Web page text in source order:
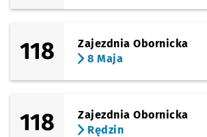
118
Zajezdnia Obornicka
8 Maja
118
Zajezdnia Obornicka
Rędzin